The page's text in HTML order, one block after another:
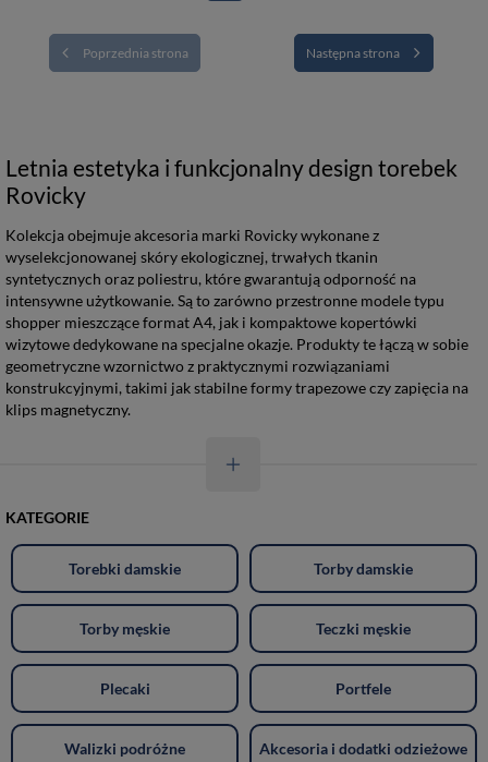
Poprzednia strona Następna strona
Letnia estetyka i funkcjonalny design torebek
Rovicky
Kolekcja obejmuje akcesoria marki Rovicky wykonane z
wyselekcjonowanej skóry ekologicznej, trwałych tkanin
syntetycznych oraz poliestru, które gwarantują odporność na
intensywne użytkowanie. Są to zarówno przestronne modele typu
shopper mieszczące format A4, jak i kompaktowe kopertówki
wizytowe dedykowane na specjalne okazje. Produkty te łączą w sobie
geometryczne wzornictwo z praktycznymi rozwiązaniami
konstrukcyjnymi, takimi jak stabilne formy trapezowe czy zapięcia na
klips magnetyczny.
KATEGORIE
Torebki damskie Torby damskie
Torby męskie Teczki męskie
Plecaki Portfele
Walizki podróżne Akcesoria i dodatki odzieżowe